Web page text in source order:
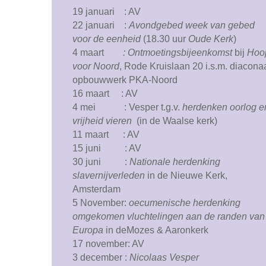
19 januari : AV
22 januari : Avondgebed week van gebed
voor de eenheid (18.30 uur Oude Kerk)
4 maart: Ontmoetingsbijeenkomstbij
voor Noord, Rode Kruislaan 20 i.s.m.
opbouwwerk PKA-Noord
16 maart : AV
4 mei : Vesper t.g.v. herdenken oorlog
vrijheid vieren (in de Waalse kerk)
11 maart : AV
15 juni : AV
30 juni : Nationale herdenking
slavernijverleden in de Nieuwe Kerk,
Amsterdam
5 November: oecumenische herdenking
omgekomen vluchtelingen aan de randen van
Europa in deMozes & Aaronkerk
17 november: AV
3 december : Nicolaas Vesper